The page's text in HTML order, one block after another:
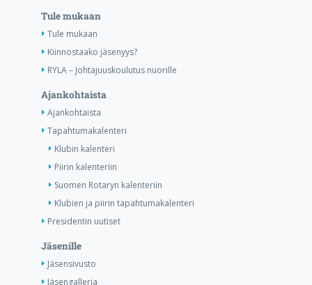
Tule mukaan
Tule mukaan
Kiinnostaako jäsenyys?
RYLA – Johtajuuskoulutus nuorille
Ajankohtaista
Ajankohtaista
Tapahtumakalenteri
Klubin kalenteri
Piirin kalenteriin
Suomen Rotaryn kalenteriin
Klubien ja piirin tapahtumakalenteri
Presidentin uutiset
Jäsenille
Jäsensivusto
Jäsengalleria